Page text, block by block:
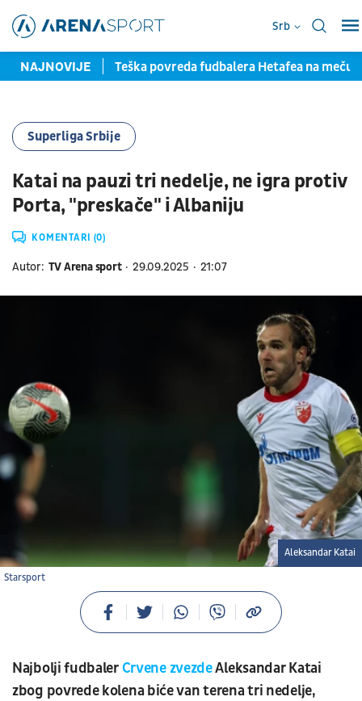
Srb
NAJNOVIJE
pred potpisom Teška povreda fudbalera Hetafea na meču
Superliga Srbije
Katai na pauzi tri nedelje, ne igra protiv
Porta, "preskače" i Albaniju
KOMENTARI (0)
Autor: TV Arena sport 29.09.2025 21:07
Starsport
Aleksandar Katai
Najbolji fudbalerCrvene zvezdeAleksandar Katai
zbog povrede kolena biće van terena tri nedelje,